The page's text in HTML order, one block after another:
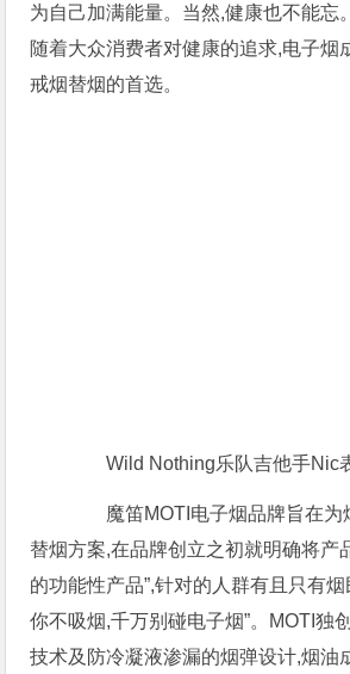
为自己加满能量。当然,健康也不能忘
随着大众消费者对健康的追求,电子烟
戒烟替烟的首选。
Wild Nothing乐队吉他手Nic
魔笛MOTI电子烟品牌旨在为
替烟方案,在品牌创立之初就明确将产
的功能性产品”,针对的人群有且只有
你不吸烟,千万别碰电子烟”。MOTI独
技术及防冷凝液渗漏的烟弹设计,烟油